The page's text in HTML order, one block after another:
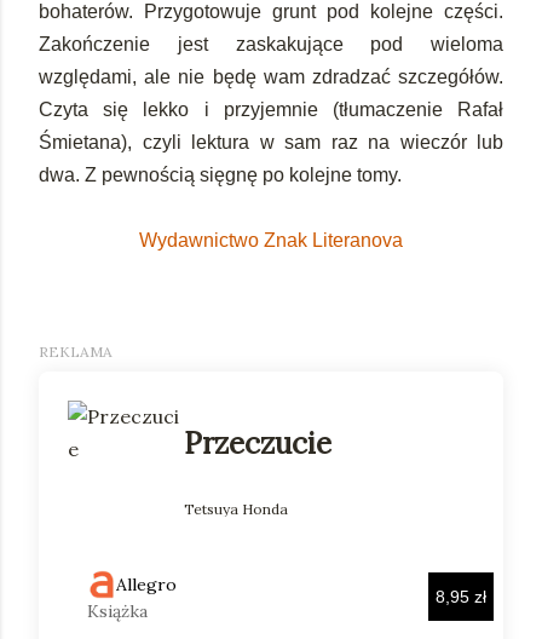
bohaterów. Przygotowuje grunt pod kolejne części.
Zakończenie jest zaskakujące pod wieloma
względami, ale nie będę wam zdradzać szczegółów.
Czyta się lekko i przyjemnie (tłumaczenie Rafał
Śmietana), czyli lektura w sam raz na wieczór lub
dwa. Z pewnością sięgnę po kolejne tomy.
Wydawnictwo Znak Literanova